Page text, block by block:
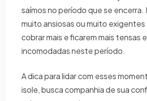
saímos no período que se encerra.
muito ansiosas ou muito
cobrar mais e ficarem mais tensas e
incomodadas neste período.
A dica para lidar com esses
isole, busca companhia de sua